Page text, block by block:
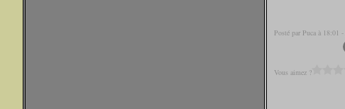
Posté par Puca à 18:01 -
Vous aimez ?